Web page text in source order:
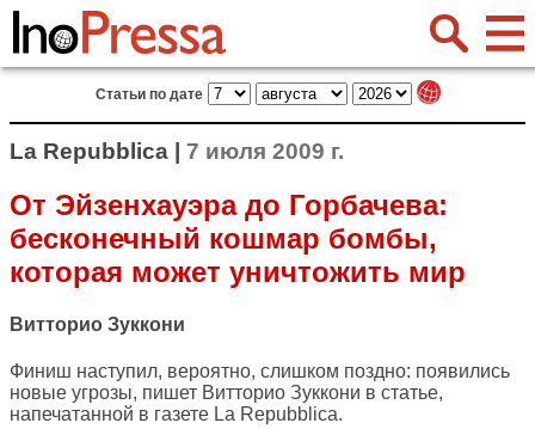
Статьи по дате
La Repubblica | 7 июля 2009 г.
От Эйзенхауэра до Горбачева:
бесконечный кошмар бомбы,
которая может уничтожить мир
Витторио Зуккони
Финиш наступил, вероятно, слишком поздно: появились
новые угрозы, пишет Витторио Зуккони в статье,
напечатанной в газете La Repubblica.